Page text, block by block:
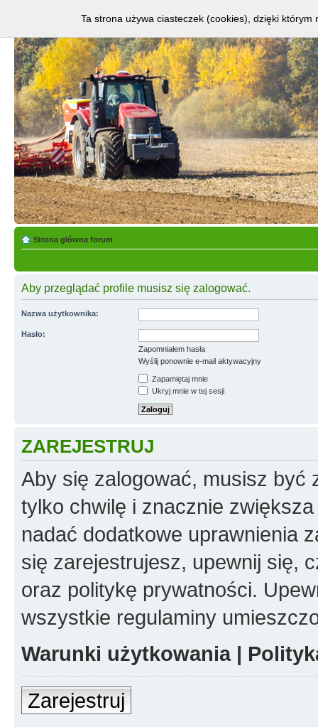
Strona główna forum
Aby przeglądać profile musisz się zalogować.
Nazwa użytkownika:
Hasło:
Zapomniałem hasła
Wyślij ponownie e-mail aktywacyjny
Zapamiętaj mnie
Ukryj mnie w tej sesji
ZAREJESTRUJ
Aby się zalogować, musisz być
tylko chwilę i znacznie
nadać dodatkowe uprawnienia
się zarejestrujesz, upewnij się,
oraz politykę prywatności.
wszystkie regulaminy
Warunki użytkowania|
Zarejestruj
Ta strona używa ciasteczek (cookies), dzięki którym